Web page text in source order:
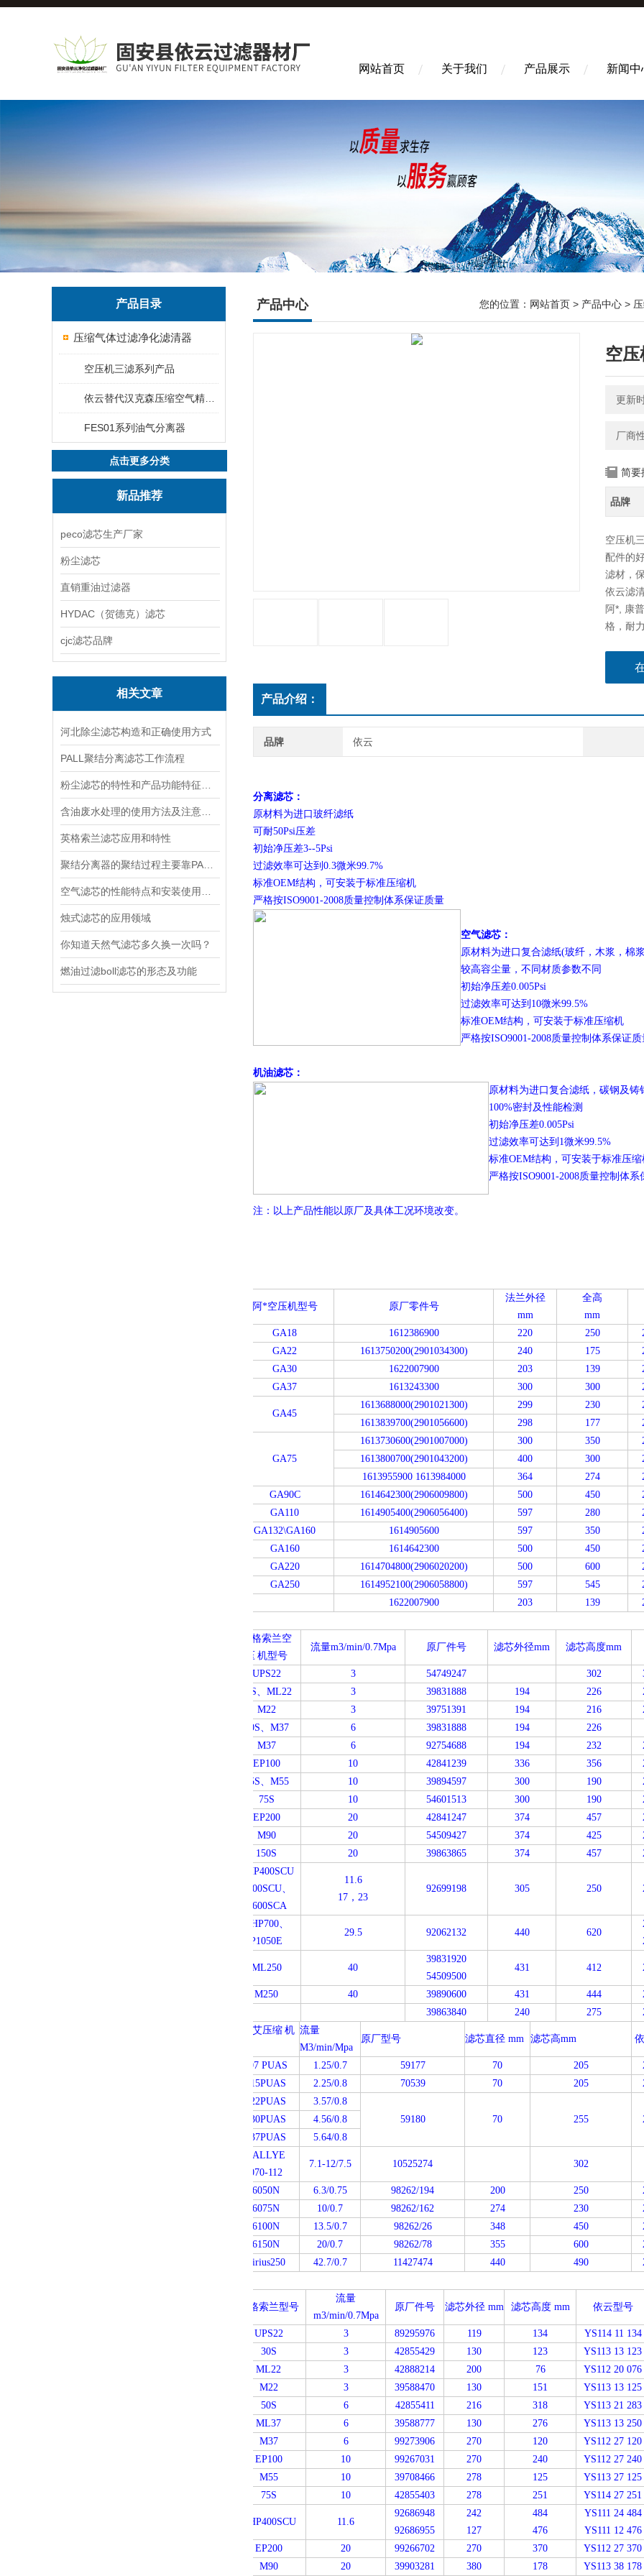
网站首页 关于我们 产品展示 新闻中
产品目录
压缩气体过滤净化滤清器
空压机三滤系列产品
FES01系列油气分离器
点击更多分类
新品推荐
peco滤芯生产厂家
粉尘滤芯
直销重油过滤器
HYDAC（贺德克）滤芯
cjc滤芯品牌
相关文章
河北除尘滤芯构造和正确使用方式
PALL聚结分离滤芯工作流程
英格索兰滤芯应用和特性
烛式滤芯的应用领域
你知道天然气滤芯多久换一次吗？
燃油过滤boll滤芯的形态及功能
产品中心 您的位置： 网站首页 > 产品中心 >
空
更新
厂商
简要
品牌
空压机
配件的
滤材，
依云滤
阿*, 康
格，耐
产品介绍：
品牌 依云
油气分离滤芯：
原材料为进口玻纤滤纸
可耐50Psi压差
初始净压差3--5Psi
过滤效率可达到0.3微米99.7%
标准OEM结构，可安装于标准压缩机
严格按ISO9001-2008质量控制体系保证质量
空气滤芯：
原材料为进口复合滤纸(玻纤，木浆，棉
较高容尘量，不同材质参数不同
初始净压差0.005Psi
过滤效率可达到10微米99.5%
标准OEM结构，可安装于标准压缩机
严格按ISO9001-2008质量控制体系保证质
机油滤芯：
原材料为进口复合滤纸，碳钢及铸
100%密封及性能检测
初始净压差0.005Psi
过滤效率可达到1微米99.5%
标准OEM结构，可安装于标准压缩
严格按ISO9001-2008质量控制体系
注：以上产品性能以原厂及具体工况环境改变。
阿*空压机型号 原厂零件号
法兰外径
mm
全高
mm
GA18 1612386900 220 250
GA22
1613750200(2901034300) 240 175
GA30
1622007900 203 139
GA37
1613243300 300 300
GA45
1613688000(2901021300) 299 230
1613839700(2901056600)
298 177
GA75
1613730600(2901007000) 300 350
1613800700(2901043200)
400 300
1613955900 1613984000
364 274
GA90C
1614642300(2906009800) 500 450
GA110
1614905400(2906056400) 597 280
GA132\GA160
1614905600 597 350
GA160
1614642300 500 450
GA220
1614704800(2906020200) 500 600
GA250
1614952100(2906058800) 597 545
1622007900
203 139
英格索兰空
压 机型号
流量m3/min/0.7Mpa 原厂件号 滤芯外径mm 滤芯高度mm
UPS22 3 54749247 302
30S、ML22
3 39831888 194 226
M22
3 39751391 194 216
50S、M37
6 39831888 194 226
M37
6 92754688 194 232
EP100
10 42841239 336 356
75S、M55
10 39894597 300 190
75S
10 54601513 300 190
EP200
20 42841247 374 457
M90
20 54509427 374 425
150S
20 39863865 374 457
VHP400SCU
P600SCU、
P600SCA
11.6
17 ，23
92699198 305 250
VHP700、
P1050E
29.5 92062132 440 620
ML250 40
39831920
54509500
431 412
M250 40 39890600 431 444
39863840
240 275
康普艾压缩 机 流量
M3/min/Mpa
原厂型号 滤芯直径 mm 滤芯高mm
707 PUAS 1.25/0.7 59177 70 205
715PUAS
2.25/0.8 70539 70 205
822PUAS
3.57/0.8
59180
70 255
830PUAS
4.56/0.8
837PUAS
5.64/0.8
RALLYE
070-112
7.1-12/7.5 10525274 302
6050N 6.3/0.75 98262/194 200 250
6075N
10/0.7 98262/162 274 230
6100N
13.5/0.7 98262/26 348 450
6150N
20/0.7 98262/78 355 600
Sirius250
42.7/0.7 11427474 440 490
英格索兰型号
流量
m3/min/0.7Mpa
原厂件号 滤芯外径mm 滤芯高度mm 依云型号
UPS22 3 89295976 119 134 YS114 11 134
30S
3 42855429 130 123 YS113 13 123
ML22
3 42888214 200 76 YS112 20 076
M22
3 39588470 130 151 YS113 13 125
50S
6 42855411 216 318 YS113 21 283
ML37
6 39588777 130 276 YS113 13 250
M37
6 99273906 270 120 YS112 27 120
EP100
10 99267031 270 240 YS112 27 240
M55
10 39708466 278 125 YS113 27 125
75S
10 42855403 278 251 YS114 27 251
VHP400SCU 11.6
92686948
92686955
242
127
484
476
YS111 24 484
YS111 12 476
EP200
20 99266702 270 370 YS112 27 370
M90
20 39903281 380 178 YS113 38 178